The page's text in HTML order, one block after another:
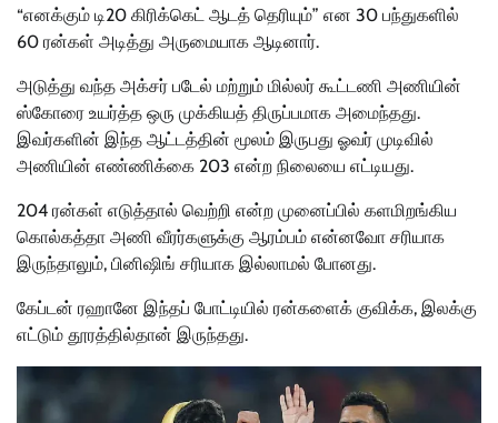
“எனக்கும் டி20 கிரிக்கெட் ஆடத் தெரியும்” என 30 பந்துகளில்
60 ரன்கள் அடித்து அருமையாக ஆடினார்.
அடுத்து வந்த அக்சர் படேல் மற்றும் மில்லர் கூட்டணி அணியின்
ஸ்கோரை உயர்த்த ஒரு முக்கியத் திருப்பமாக அமைந்தது.
இவர்களின் இந்த ஆட்டத்தின் மூலம் இருபது ஓவர் முடிவில்
அணியின் எண்ணிக்கை 203 என்ற நிலையை எட்டியது.
204 ரன்கள் எடுத்தால் வெற்றி என்ற முனைப்பில் களமிறங்கிய
கொல்கத்தா அணி வீரர்களுக்கு ஆரம்பம் என்னவோ சரியாக
இருந்தாலும், பினிஷிங் சரியாக இல்லாமல் போனது.
கேப்டன் ரஹானே இந்தப் போட்டியில் ரன்களைக் குவிக்க, இலக்கு
எட்டும் தூரத்தில்தான் இருந்தது.